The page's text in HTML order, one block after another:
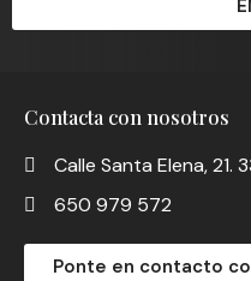
Contacta con nosotros
Calle Santa Elena, 21.
650 979 572
Ponte en contacto